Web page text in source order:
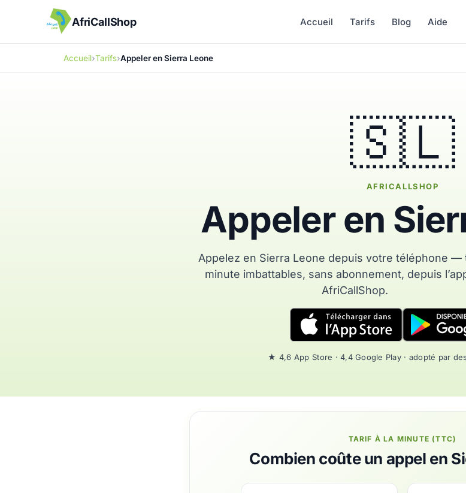
AfriCallShop Accueil Tarifs Blog Aide
Accueil Tarifs Appeler en Sierra Leone
🇸🇱
AFRICALLSHOP
Appeler en
Appelez en Sierra Leone depuis votre téléphone —
minute imbattables, sans abonnement, depuis
AfriCallShop.
★ 4,6 App Store · 4,4 Google Play · adopté par
TARIF À LA MINUTE (TTC)
Combien coûte un appel en